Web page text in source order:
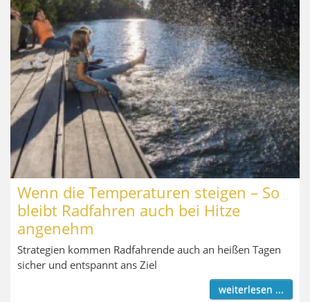
Wenn die Temperaturen steigen – So
bleibt Radfahren auch bei Hitze
angenehm
Strategien kommen Radfahrende auch an heißen Tagen
sicher und entspannt ans Ziel
weiterlesen ...